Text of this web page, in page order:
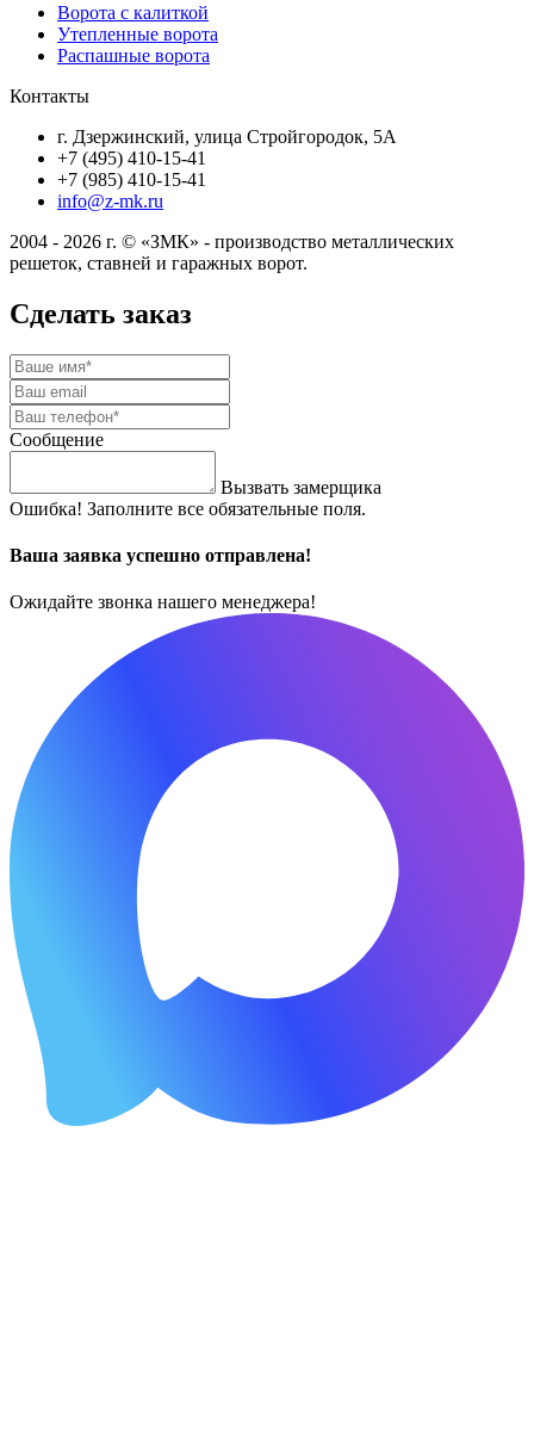
Ворота с калиткой
Утепленные ворота
Распашные ворота
Контакты
г. Дзержинский, улица Стройгородок, 5А
+7 (495) 410-15-41
+7 (985) 410-15-41
info@z-mk.ru
2004 - 2026 г. © «ЗМК» - производство металлических
решеток, ставней и гаражных ворот.
Сделать заказ
Сообщение
Вызвать замерщика
Ошибка! Заполните все обязательные поля.
Ваша заявка успешно отправлена!
Ожидайте звонка нашего менеджера!